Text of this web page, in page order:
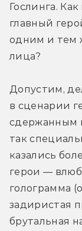
Гослинга.
главный
одним и тем
лица?
Допустим,
в сценарии
сдержанным
так
казались
герои —
голограмма
задиристая
брутальная